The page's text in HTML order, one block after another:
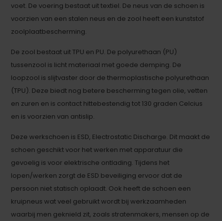
voet. De voering bestaat uit textiel. De neus van de schoen is
voorzien van een stalen neus en de zool heeft een kunststof
zoolplaatbescherming.
De zool bestaat uit TPU en PU. De polyurethaan (PU)
tussenzool is licht materiaal met goede demping. De
loopzool is slijtvaster door de thermoplastische polyurethaan
(TPU). Deze biedt nog betere bescherming tegen olie, vetten
en zuren en is contact hittebestendig tot 130 graden Celcius
en is voorzien van antislip.
Deze werkschoen is ESD, Electrostatic Discharge. Dit maakt de
schoen geschikt voor het werken met apparatuur die
gevoelig is voor elektrische ontlading. Tijdens het
lopen/werken zorgt de ESD beveiliging ervoor dat de
persoon niet statisch oplaadt. Ook heeft de schoen een
kruipneus wat veel gebruikt wordt bij werkzaamheden
waarbij men geknield zit, zoals stratenmakers, mensen op de